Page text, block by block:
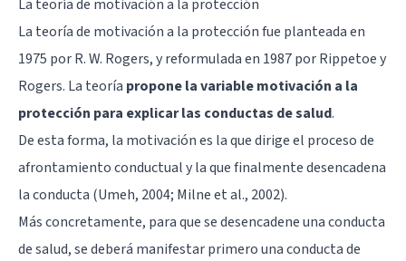
La teoría de motivación a la protección
La teoría de motivación a la protección fue planteada en
1975 por R. W. Rogers, y reformulada en 1987 por Rippetoe y
Rogers. La teoría propone la variable motivación a la
protección para explicar las conductas de salud.
De esta forma, la motivación es la que dirige el proceso de
afrontamiento conductual y la que finalmente desencadena
la conducta (Umeh, 2004; Milne et al., 2002).
Más concretamente, para que se desencadene una conducta
de salud, se deberá manifestar primero una conducta de